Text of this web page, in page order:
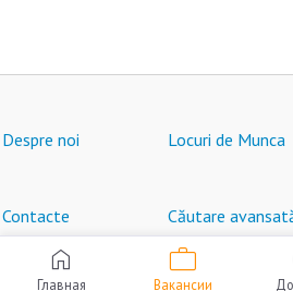
home
Главная
work
Вакансии
Despre noi Locuri de Munca
Contacte Căutare
Locuri de muncă în Moldova ©
2007 - 2026 | hh.md